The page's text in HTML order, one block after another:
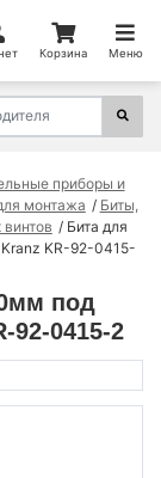
Корзина Меню
приборы и
монтажа
Биты,
Бита для
KR-92-0415-
под
92-0415-2